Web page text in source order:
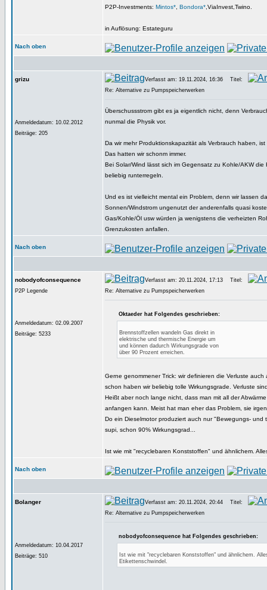
P2P-Investments: Mintos* Bondora* ,ViaInvest,Twino.
in Auflösung: Estateguru
Nach oben
grizu
Anmeldedatum: 10.02.2012
Beiträge: 205
Verfasst am: 19.11.2024, 16:36
Titel:
Re: Alternative zu Pumpspeicherwerken
Überschussstrom gibt es ja eigentlich nicht, denn
nunmal die Physik vor.
Da wir mehr Produktionskapazität als Verbrauch haben,
Das hatten wir schonm immer.
Bei Solar/Wind lässt sich im Gegensatz zu Kohle/AKW die
beliebig runterregeln.
Und es ist vielleicht mental ein Problem, denn wir lassen
Sonnen/Windstrom ungenutzt der anderenfalls quasi
Gas/Kohle/Öl usw würden ja wenigstens die verheizten
Grenzukosten anfallen.
Nach oben
nobodyofconsequence
P2P Legende
Anmeldedatum: 02.09.2007
Beiträge: 5233
Verfasst am: 20.11.2024, 17:13
Titel:
Re: Alternative zu Pumpspeicherwerken
Oktaeder hat Folgendes geschrieben:
Brennstoffzellen wandeln Gas direkt in
elektrische und thermische Energie um
und können dadurch Wirkungsgrade von
über 90 Prozent erreichen.
Gerne genommener Trick: wir definieren die Verluste auch
schon haben wir beliebig tolle Wirkungsgrade. Verluste
Heißt aber noch lange nicht, dass man mit all der
anfangen kann. Meist hat man eher das Problem, sie
Do ein Dieselmotor produziert auch nur "Bewegungs- und
supi, schon 90% Wirkungsgrad...
Ist wie mit "recyclebaren Konststoffen" und ähnlichem.
Nach oben
Bolanger
Anmeldedatum: 10.04.2017
Beiträge: 510
Verfasst am: 20.11.2024, 20:44
Titel:
Re: Alternative zu Pumpspeicherwerken
nobodyofconsequence hat Folgendes geschrieben:
Ist wie mit "recyclebaren Konststoffen" und ähnlichem.
Etikettenschwindel.